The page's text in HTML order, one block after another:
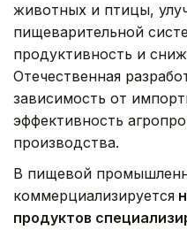
животных и птицы,
пищеварительной
продуктивность и
Отечественная
зависимость от
эффективность
производства.
В пищевой
коммерциализируется
продуктов